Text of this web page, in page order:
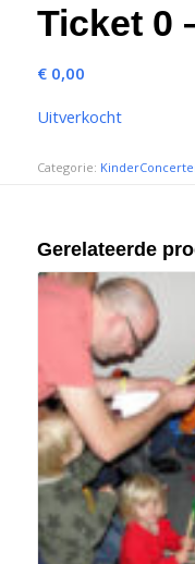
Ticket 0
€0,00
Uitverkocht
Categorie:
Gerelateerde